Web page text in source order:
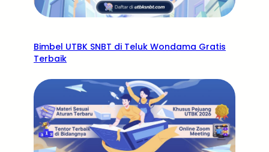
Bimbel UTBK SNBT di Teluk Wondama Gratis
Terbaik